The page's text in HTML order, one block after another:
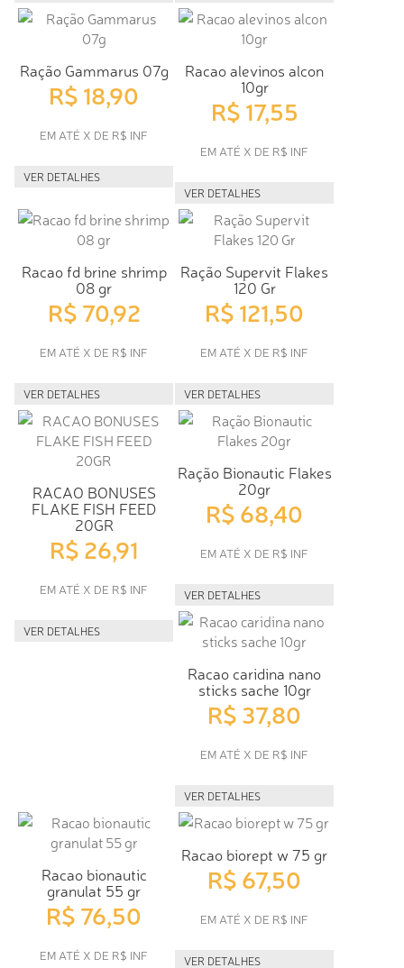
Ração Gammarus 07g
R$ 18,90
EM ATÉ X DE R$ INF
VER DETALHES
Racao alevinos alcon
10gr
R$ 17,55
EM ATÉ X DE R$ INF
VER DETALHES
Racao fd brine shrimp
08 gr
R$ 70,92
EM ATÉ X DE R$ INF
VER DETALHES
Ração Supervit Flakes
120 Gr
R$ 121,50
EM ATÉ X DE R$ INF
VER DETALHES
RACAO BONUSES
FLAKE FISH FEED
20GR
R$ 26,91
EM ATÉ X DE R$ INF
VER DETALHES
Ração Bionautic Flakes
20gr
R$ 68,40
EM ATÉ X DE R$ INF
VER DETALHES
Racao caridina nano
sticks sache 10gr
R$ 37,80
EM ATÉ X DE R$ INF
VER DETALHES
Racao bionautic
granulat 55 gr
R$ 76,50
EM ATÉ X DE R$ INF
Racao biorept w 75 gr
R$ 67,50
EM ATÉ X DE R$ INF
VER DETALHES